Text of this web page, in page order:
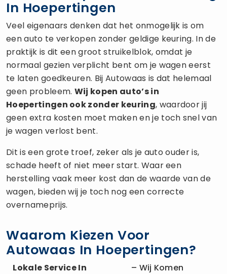
In Hoepertingen
Veel eigenaars denken dat het onmogelijk is om
een auto te verkopen zonder geldige keuring. In de
praktijk is dit een groot struikelblok, omdat je
normaal gezien verplicht bent om je wagen eerst
te laten goedkeuren. Bij Autowaas is dat helemaal
geen probleem. Wij kopen auto’s in
Hoepertingen ook zonder keuring, waardoor jij
geen extra kosten moet maken en je toch snel van
je wagen verlost bent.
Dit is een grote troef, zeker als je auto ouder is,
schade heeft of niet meer start. Waar een
herstelling vaak meer kost dan de waarde van de
wagen, bieden wij je toch nog een correcte
overnameprijs.
Waarom Kiezen Voor
Autowaas In Hoepertingen?
Lokale Service In
– Wij Komen